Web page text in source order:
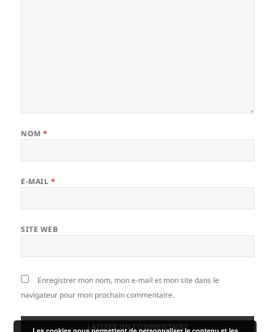
NOM*
E-MAIL *
SITE WEB
Enregistrer mon nom, mon e-mail et mon site dans le
navigateur pour mon prochain commentaire.